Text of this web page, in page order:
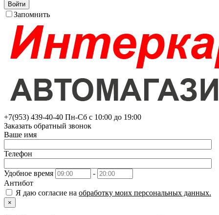
Войти
Запомнить
+7(953) 439-40-40 Пн-Сб с 10:00 до 19:00
Заказать обратный звонок
Ваше имя
Телефон
Удобное время
-
Антибот
Я даю согласие на обработку моих персональных данных.
×